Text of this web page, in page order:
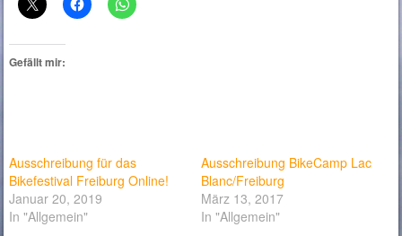
Gefällt mir:
Ausschreibung für das
Bikefestival Freiburg Online!
Januar 20, 2019
In "Allgemein"
Ausschreibung BikeCamp Lac
Blanc/Freiburg
März 13, 2017
In "Allgemein"